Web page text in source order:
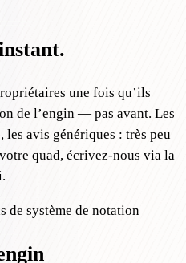
une fois qu’ils
de l’engin — pas avant. Les
les avis génériques : très peu
quad, écrivez-nous via la
de système de notation